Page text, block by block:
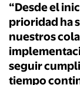
“Desde el
prioridad ha
nuestros
seguir
tiempo